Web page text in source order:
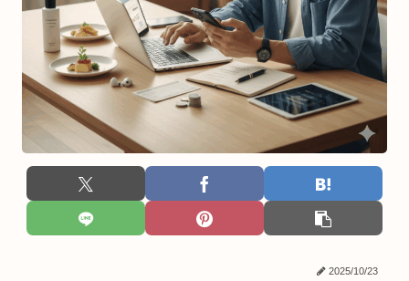
2025/10/23